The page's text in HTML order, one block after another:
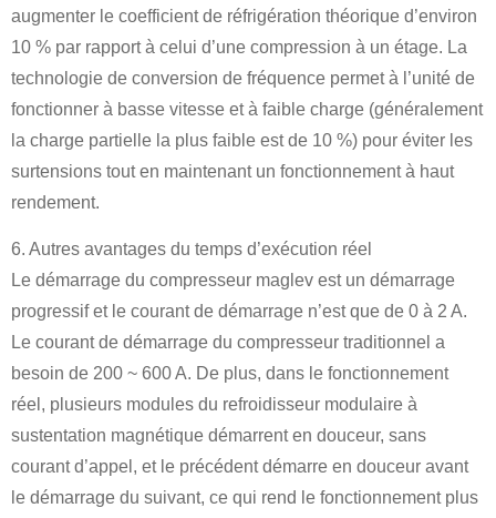
augmenter le coefficient de réfrigération théorique d’environ
10 % par rapport à celui d’une compression à un étage. La
technologie de conversion de fréquence permet à l’unité de
fonctionner à basse vitesse et à faible charge (généralement
la charge partielle la plus faible est de 10 %) pour éviter les
surtensions tout en maintenant un fonctionnement à haut
rendement.
6. Autres avantages du temps d’exécution réel
Le démarrage du compresseur maglev est un démarrage
progressif et le courant de démarrage n’est que de 0 à 2 A.
Le courant de démarrage du compresseur traditionnel a
besoin de 200 ~ 600 A. De plus, dans le fonctionnement
réel, plusieurs modules du refroidisseur modulaire à
sustentation magnétique démarrent en douceur, sans
courant d’appel, et le précédent démarre en douceur avant
le démarrage du suivant, ce qui rend le fonctionnement plus